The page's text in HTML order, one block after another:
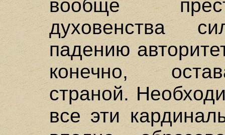
вообще
духовенства
падению
конечно,
страной.
все эти